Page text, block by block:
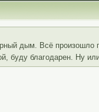
дым. Всё произошло
буду благодарен. Ну